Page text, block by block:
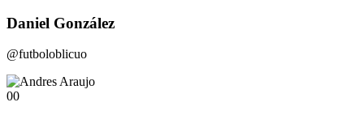
Daniel González
@futboloblicuo
00